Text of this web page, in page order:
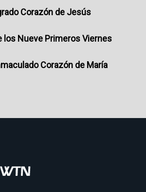
Corazón de Jesús
los Nueve Primeros Viernes
Corazón de María